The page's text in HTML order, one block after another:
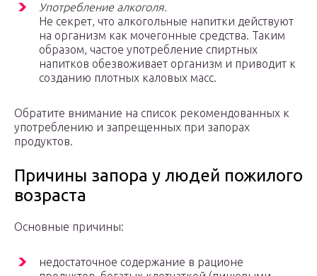
Употребление алкоголя.
Не секрет, что алкогольные напитки действуют
на организм как мочегонные средства. Таким
образом, частое употребление спиртных
напитков обезвоживает организм и приводит к
созданию плотных каловых масс.
Обратите внимание на список рекомендованных к
употреблению и запрещенных при запорах
продуктов.
Причины запора у людей пожилого
возраста
Основные причины:
недостаточное содержание в рационе